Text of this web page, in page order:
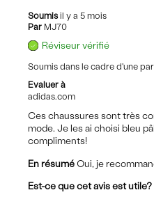
Soumisil y a 5 mois
Par MJ70
Réviseur vérifié
Soumis dans le cadre d'une
Evaluer à
adidas.com
Ces chaussures sont très
mode. Je les ai choisi bleu
compliments!
En résumé Oui, je
Est-ce que cet avis est utile?